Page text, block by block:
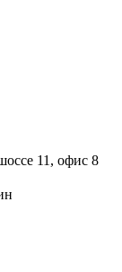
11, офис 8